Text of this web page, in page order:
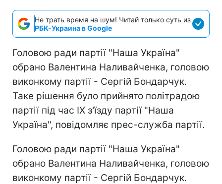
Не трать время на шум! Читай только суть из
РБК-Украина в Google
Головою ради партії "Наша Україна"
обрано Валентина Наливайченка, головою
виконкому партії - Сергій Бондарчук.
Таке рішення було прийнято політрадою
партії під час IX з'їзду партії "Наша
Україна", повідомляє прес-служба партії.
Головою ради партії "Наша Україна"
обрано Валентина Наливайченка, головою
виконкому партії - Сергій Бондарчук.